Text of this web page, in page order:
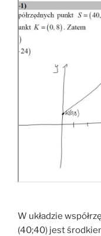
W układzie
(40;40) jest